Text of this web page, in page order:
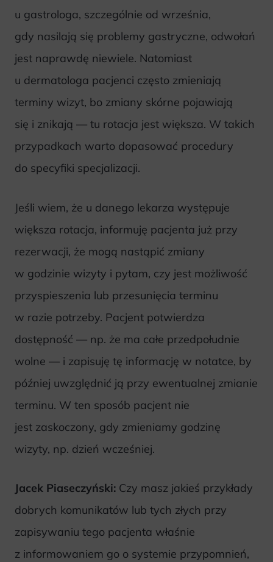
u gastrologa, szczególnie od września,
gdy nasilają się problemy gastryczne, odwołań
jest naprawdę niewiele. Natomiast
u dermatologa pacjenci często zmieniają
terminy wizyt, bo zmiany skórne pojawiają
się i znikają — tu rotacja jest większa. W takich
przypadkach warto dopasować procedury
do specyfiki specjalizacji.
Jeśli wiem, że u danego lekarza występuje
większa rotacja, informuję pacjenta już przy
rezerwacji, że mogą nastąpić zmiany
w godzinie wizyty i pytam, czy jest możliwość
przyspieszenia lub przesunięcia terminu
w razie potrzeby. Pacjent potwierdza
dostępność — np. że ma całe przedpołudnie
wolne — i zapisuję tę informację w notatce, by
później uwzględnić ją przy ewentualnej zmianie
terminu. W ten sposób pacjent nie
jest zaskoczony, gdy zmieniamy godzinę
wizyty, np. dzień wcześniej.
Jacek Piaseczyński: Czy masz jakieś przykłady
dobrych komunikatów lub tych złych przy
zapisywaniu tego pacjenta właśnie
z informowaniem go o systemie przypomnień,